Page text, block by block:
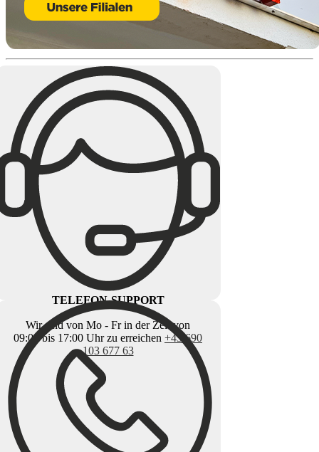
TELEFON-SUPPORT
Wir sind von Mo - Fr in der Zeit von
09:00 bis 17:00 Uhr zu erreichen +43 690
103 677 63